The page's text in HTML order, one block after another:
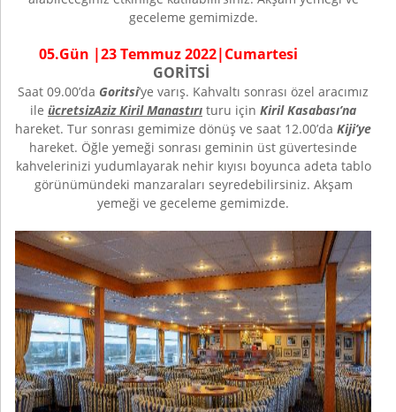
geceleme gemimizde.
05.Gün |23 Temmuz2022|Cumartesi
GORİTSİ
Saat 09.00’da Goritsi’ye varış. Kahvaltı sonrası özel aracımız
ile ücretsizAziz Kiril Manastırı turu için Kiril Kasabası’na
hareket. Tur sonrası gemimize dönüş ve saat 12.00’da Kiji’ye
hareket. Öğle yemeği sonrası geminin üst güvertesinde
kahvelerinizi yudumlayarak nehir kıyısı boyunca adeta tablo
görünümündeki manzaraları seyredebilirsiniz. Akşam
yemeği ve geceleme gemimizde.